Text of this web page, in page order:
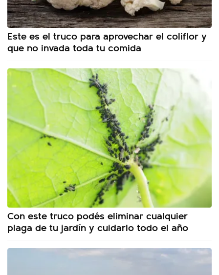
Este es el truco para aprovechar el coliflor y
que no invada toda tu comida
Con este truco podés eliminar cualquier
plaga de tu jardín y cuidarlo todo el año